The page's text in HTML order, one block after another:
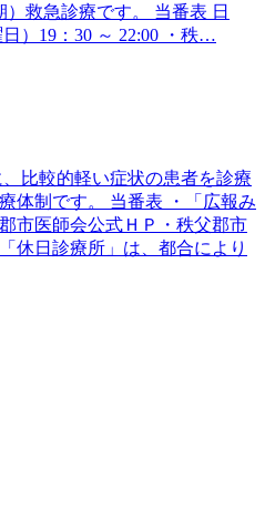
救急診療です。 当番表 日
）19：30 ～ 22:00 ・秩…
比較的軽い症状の患者を診療
体制です。 当番表 ・「広報み
市医師会公式ＨＰ・秩父郡市
休日診療所」は、都合により